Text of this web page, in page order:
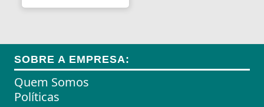
Alças para Banheiro
Amplificadores
Andadores
Aneis para Microblading
SOBRE A EMPRESA:
Quem Somos
Políticas